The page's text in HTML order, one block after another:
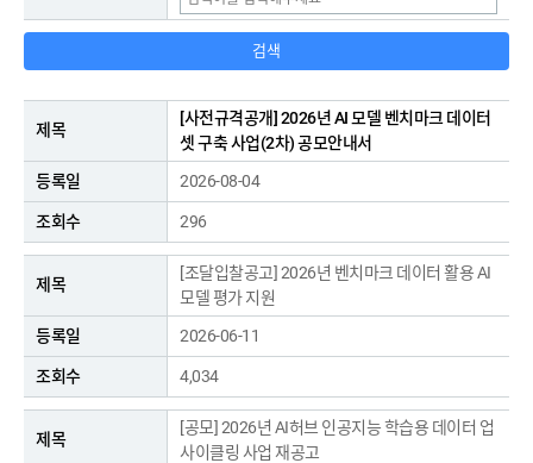
AI 허브소개
리더보드
커뮤니티
AI 개발지원
고객지원
검색
[사전규격공개] 2026년 AI 모델 벤치마크 데이터
셋 구축 사업(2차) 공모안내서
2026-08-04
296
[조달입찰공고] 2026년 벤치마크 데이터 활용 AI
모델 평가 지원
2026-06-11
4,034
[공모] 2026년 AI허브 인공지능 학습용 데이터 업
사이클링 사업 재공고